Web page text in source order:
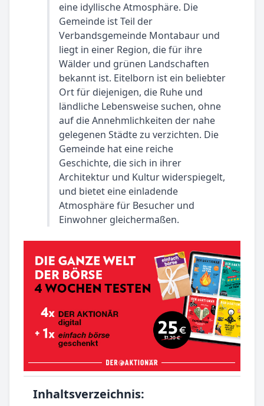
eine idyllische Atmosphäre. Die
Gemeinde ist Teil der
Verbandsgemeinde Montabaur und
liegt in einer Region, die für ihre
Wälder und grünen Landschaften
bekannt ist. Eitelborn ist ein beliebter
Ort für diejenigen, die Ruhe und
ländliche Lebensweise suchen, ohne
auf die Annehmlichkeiten der nahe
gelegenen Städte zu verzichten. Die
Gemeinde hat eine reiche
Geschichte, die sich in ihrer
Architektur und Kultur widerspiegelt,
und bietet eine einladende
Atmosphäre für Besucher und
Einwohner gleichermaßen.
Inhaltsverzeichnis: